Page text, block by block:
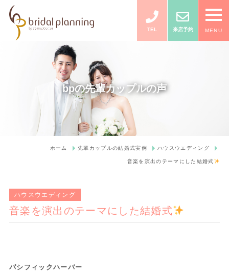
TEL 来店予約 MENU
bpの先輩カップルの声
ホーム 先輩カップルの結婚式実例 ハウスウエディング
音楽を演出のテーマにした結婚式
ハウスウエディング
音楽を演出のテーマにした結婚式
パシフィックハーバー